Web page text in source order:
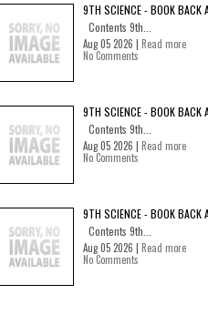
9TH SCIENCE - BOOK BACK
Contents 9th...
Aug 05 2026 | Read more
No Comments
9TH SCIENCE - BOOK BACK
Contents 9th...
Aug 05 2026 | Read more
No Comments
9TH SCIENCE - BOOK BACK
Contents 9th...
Aug 05 2026 | Read more
No Comments